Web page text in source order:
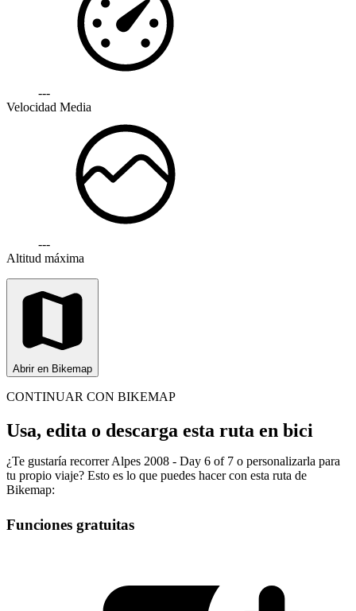
---
Velocidad Media
---
Altitud máxima
Abrir en Bikemap
CONTINUAR CON BIKEMAP
Usa, edita o descarga esta ruta en bici
¿Te gustaría recorrer Alpes 2008 - Day 6 of 7 o personalizarla para
tu propio viaje? Esto es lo que puedes hacer con esta ruta de
Bikemap:
Funciones gratuitas